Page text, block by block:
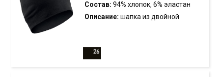
Состав: 94% хлопок, 6% эластан
Описание: шапка из двойной
Tunnel